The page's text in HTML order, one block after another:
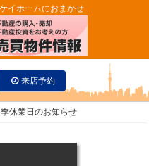
イホームにおまかせ
来店予約
休業日のお知らせ